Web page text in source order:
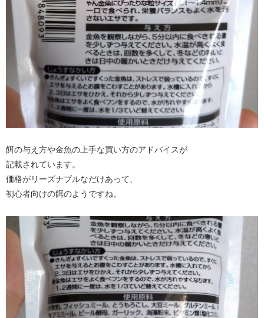
餌の与え方や金魚の上手な買い方のアドバイスが
記載されています。
価格がリーズナブルなだけあって、
初心者向けの餌のようですね。